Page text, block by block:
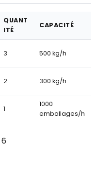
QUANT
ITÉ
CAPACITÉ
3 500 kg/h
2 300 kg/h
1
1000
emballages/h
6